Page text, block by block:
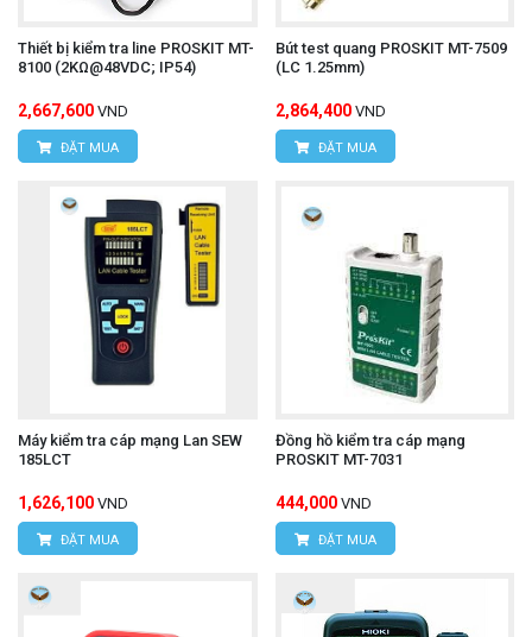
Thiết bị kiểm tra line PROSKIT MT-
8100 (2KΩ@48VDC; IP54)
2,667,600 VND
ĐẶT MUA
Bút test quang PROSKIT MT-7509
(LC 1.25mm)
2,864,400 VND
ĐẶT MUA
Máy kiểm tra cáp mạng Lan SEW
185LCT
1,626,100 VND
ĐẶT MUA
Đồng hồ kiểm tra cáp mạng
PROSKIT MT-7031
444,000 VND
ĐẶT MUA